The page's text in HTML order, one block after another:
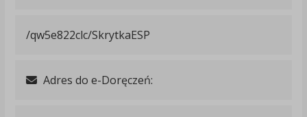
/qw5e822clc/SkrytkaESP
Adres do e-Doręczeń: